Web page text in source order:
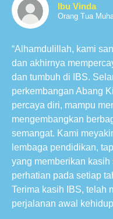
Ibu Vinda
Orang Tua
“Alhamdulillah, kami
dan akhirnya
dan tumbuh di IBS.
perkembangan Abang
percaya diri, mampu
mengembangkan
semangat. Kami
lembaga pendidikan,
yang memberikan kasih
perhatian pada setiap
Terima kasih IBS, telah
perjalanan awal